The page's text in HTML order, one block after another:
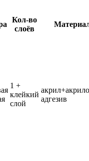
Кол-во
слоёв
1 +
клейкий
слой
адгезив